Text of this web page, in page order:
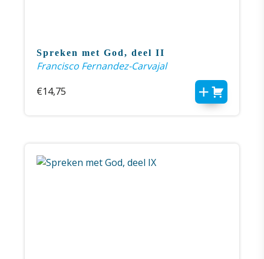
Spreken met God, deel II
Francisco Fernandez-Carvajal
€14,75